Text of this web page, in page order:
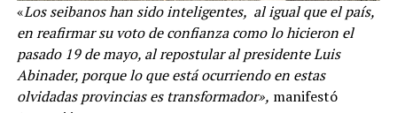
«Los seibanos han sido inteligentes, al igual que el país,
en reafirmar su voto de confianza como lo hicieron el
pasado 19 de mayo, al repostular al presidente Luis
Abinader, porque lo que está ocurriendo en estas
olvidadas provincias es transformador», manifestó